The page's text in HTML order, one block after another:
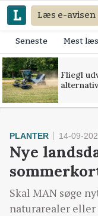
Læs e-avisen
Seneste Mest
Fliegl
PLANTER 14-09-
Nye
Skal MAN søge
naturarealer